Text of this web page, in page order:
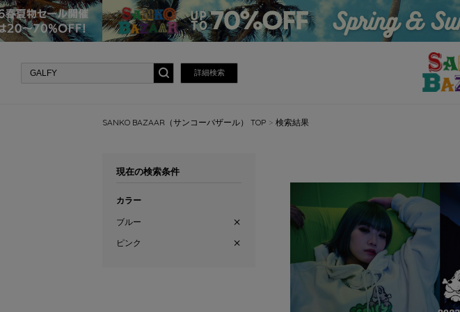
詳細検索
SANKO BAZAAR（サンコーバザール） TOP 検索結果
現在の検索条件
カラー
ブルー
ピンク